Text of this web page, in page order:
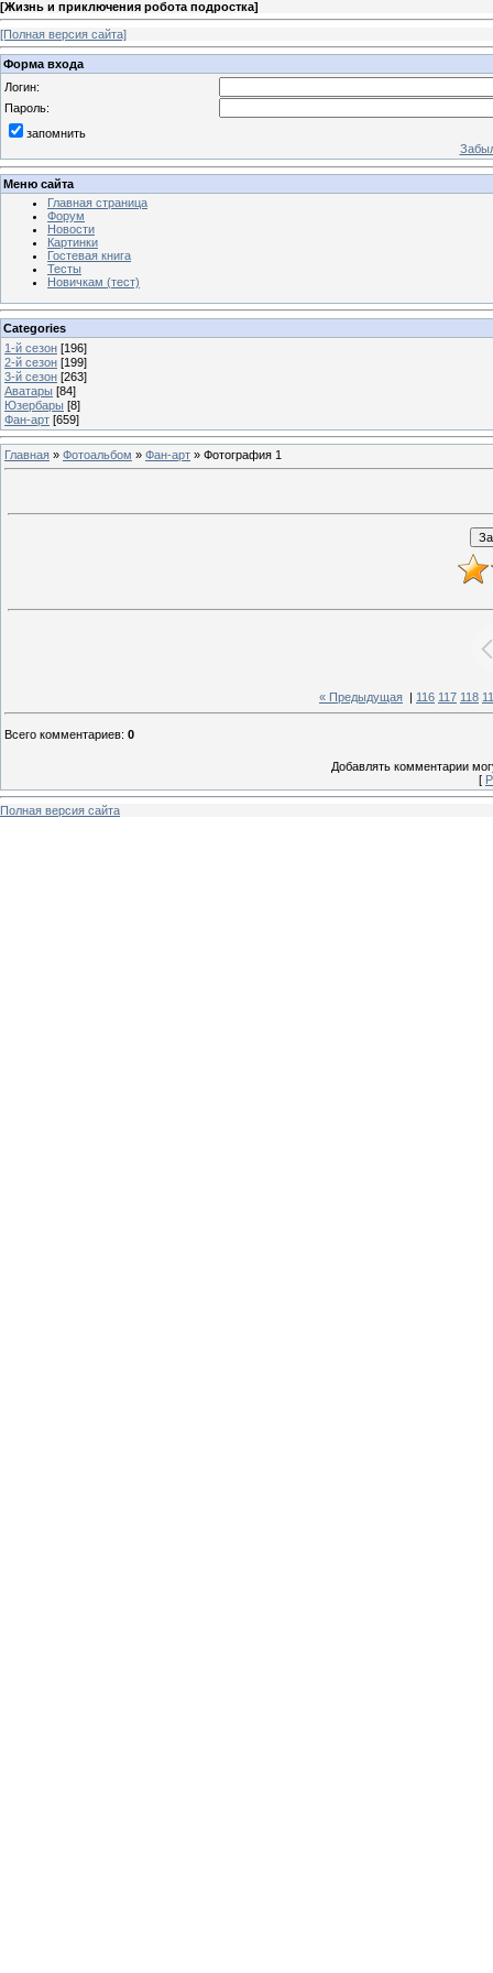
[Жизнь и приключения робота подростка]
[Полная версия сайта]
Форма входа
Логин:
Пароль:
запомнить
Меню сайта
Главная страница
Форум
Новости
Картинки
Гостевая книга
Тесты
Новичкам (тест)
Categories
1-й сезон [196]
2-й сезон [199]
3-й сезон [263]
Аватары [84]
Юзербары [8]
Фан-арт [659]
Главная » Фотоальбом » Фан-арт » Фотография 1
« Предыдущая | 116 117 118
Всего комментариев: 0
Добавлять комментарии
[
Полная версия сайта